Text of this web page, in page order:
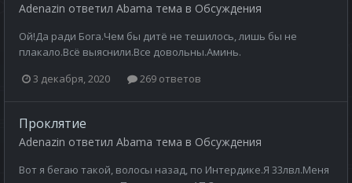
Adenazin ответил Abama тема в Обсуждения
Ой!Да ради Бога.Чем бы дитё не тешилось, лишь бы не
плакало.Всё выяснили.Все довольны.Аминь.
3 декабря, 2020
269 ответов
Проклятие
Adenazin ответил Abama тема в Обсуждения
Вот я бегаю такой, волосы назад, по Интердике.Я 33лвл.Меня